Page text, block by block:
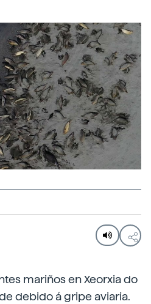
mariños en Xeorxia do
debido á gripe aviaria.